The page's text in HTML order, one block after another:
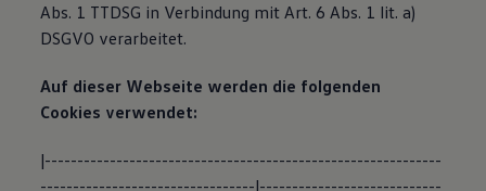
Abs. 1 TTDSG in Verbindung mit Art. 6 Abs. 1 lit. a)
DSGVO verarbeitet.
Auf dieser Webseite werden die folgenden
Cookies verwendet:
|-------------------------------------------------------------
---------------------------------|----------------------------